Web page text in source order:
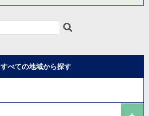
すべての地域から探す